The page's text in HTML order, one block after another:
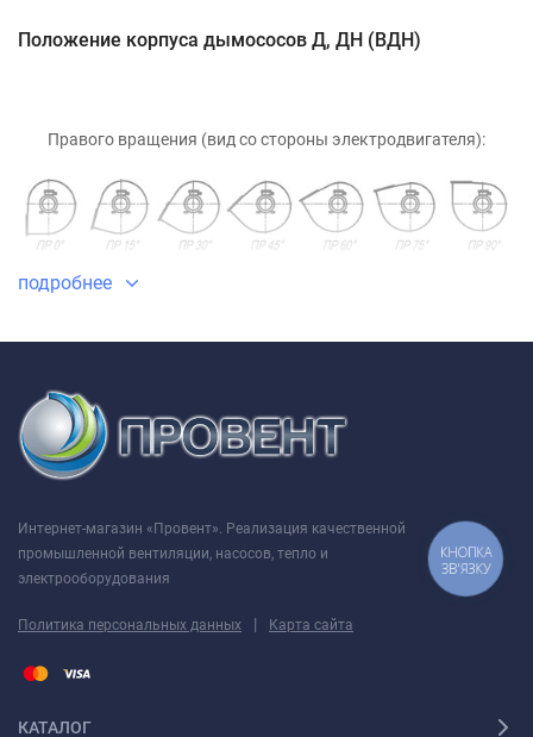
Положение корпуса дымососов Д, ДН (ВДН)
Правого вращения (вид со стороны электродвигателя):
Левого вращение (вид со стороны электродвигателя):
подробнее
Интернет-магазин «Провент». Реализация качественной
промышленной вентиляции, насосов, тепло и
электрооборудования
Политика персональных данных | Карта сайта
КАТАЛОГ
КНОПКА
ЗВ'ЯЗКУ